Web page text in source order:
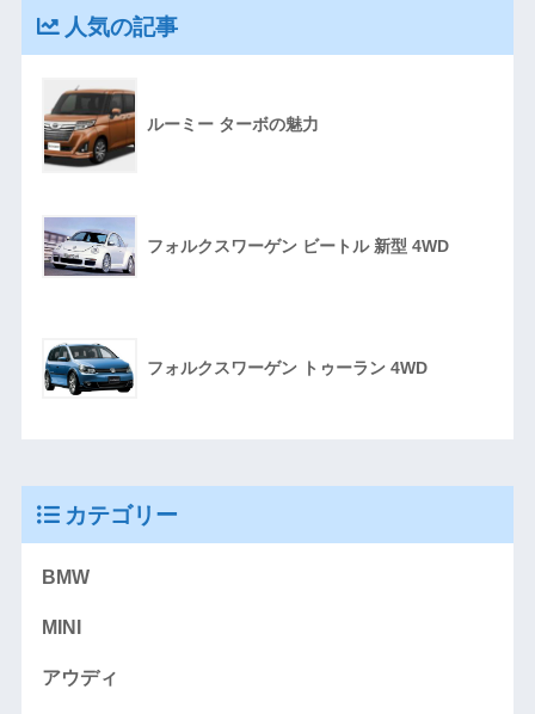
人気の記事
ルーミー ターボの魅力
フォルクスワーゲン ビートル 新型 4WD
フォルクスワーゲン トゥーラン 4WD
カテゴリー
BMW
MINI
アウディ